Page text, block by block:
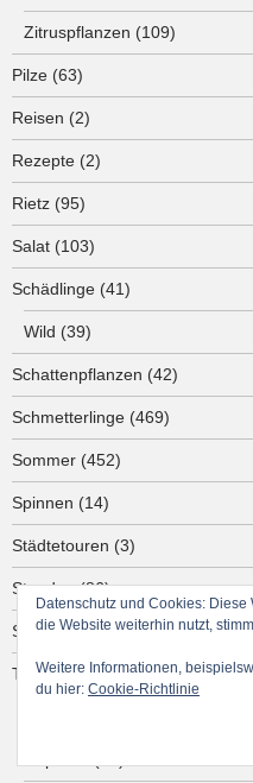
Zitruspflanzen (109)
Pilze (63)
Reisen (2)
Rezepte (2)
Rietz (95)
Salat (103)
Schädlinge (41)
Wild (39)
Schattenpflanzen (42)
Schmetterlinge (469)
Sommer (452)
Spinnen (14)
Städtetouren (3)
Stauden(86)
Sträucher(260)
Tiere(185)
Datenschutz und Cookies:
die Website weiterhin nutzt,
Weitere Informationen,
du hier: Cookie-Richtlinie